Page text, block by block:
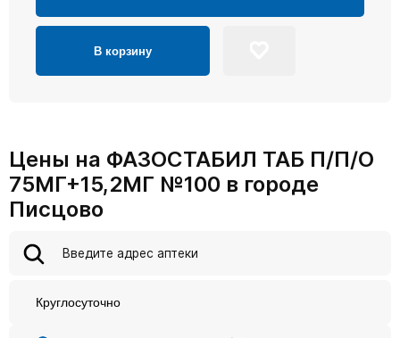
В корзину
Цены на ФАЗОСТАБИЛ ТАБ П/П/О
75МГ+15,2МГ №100 в городе
Писцово
Круглосуточно